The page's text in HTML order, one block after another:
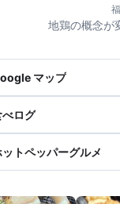
地鶏の概念が
マップ
べログ
ットペッパーグルメ